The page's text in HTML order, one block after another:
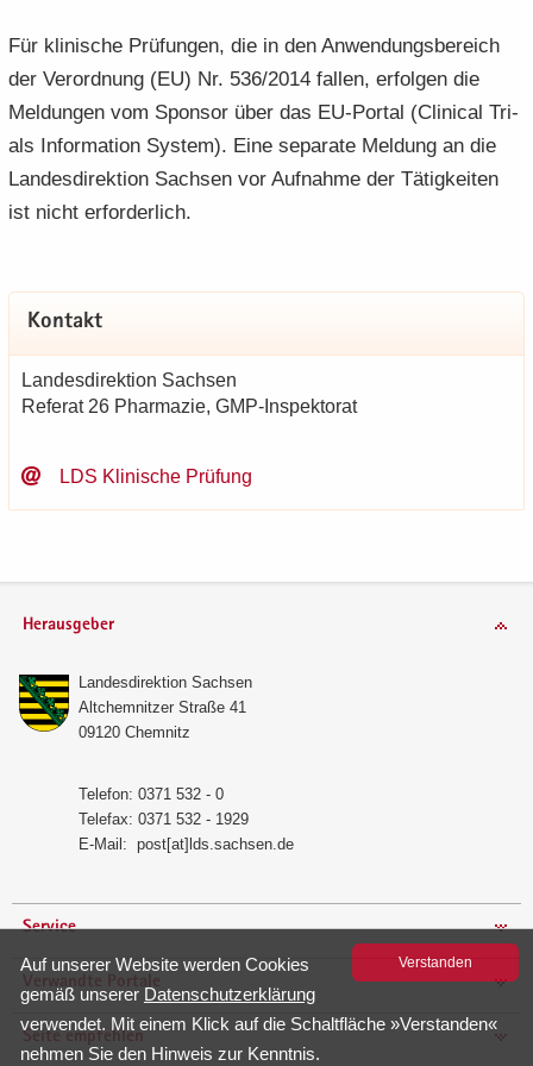
Für kli­ni­sche Prü­fun­gen, die in den An­wen­dungs­be­reich
der Ver­ord­nung (EU) Nr. 536/2014 fal­len, er­fol­gen die
Mel­dun­gen vom Spon­sor über das EU-​Portal (Cli­ni­cal Tri­
als In­for­ma­ti­on Sys­tem). Eine se­pa­ra­te Mel­dung an die
Lan­des­di­rek­ti­on Sach­sen vor Auf­nah­me der Tä­tig­kei­ten
ist nicht er­for­der­lich.
Kon­takt
Lan­des­di­rek­ti­on Sach­sen
Re­fe­rat 26 Phar­ma­zie, GMP-​Inspektorat
LDS Kli­ni­sche Prü­fung
Herausgeber
Lan­des­di­rek­ti­on Sach­sen
Alt­chem­nit­zer Stra­ße 41
09120 Chem­nitz
Te­le­fon: 0371 532 - 0
Te­le­fax: 0371 532 - 1929
E-​Mail: post[at]lds.sach­sen.de
Service
Verwandte Portale
Seite empfehlen
Ver­stan­den
Auf un­se­rer Web­site wer­den Coo­kies
gemäß un­se­rer Da­ten­schutz­er­klä­rung
ver­wen­det. Mit einem Klick auf die Schalt­flä­che »Ver­stan­den«
neh­men Sie den Hin­weis zur Kennt­nis.